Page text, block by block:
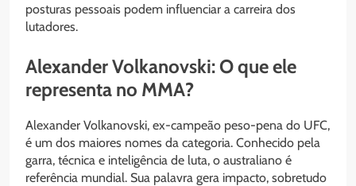
posturas pessoais podem influenciar a carreira dos
lutadores.
Alexander Volkanovski: O que ele
representa no MMA?
Alexander Volkanovski, ex-campeão peso-pena do UFC,
é um dos maiores nomes da categoria. Conhecido pela
garra, técnica e inteligência de luta, o australiano é
referência mundial. Sua palavra gera impacto, sobretudo